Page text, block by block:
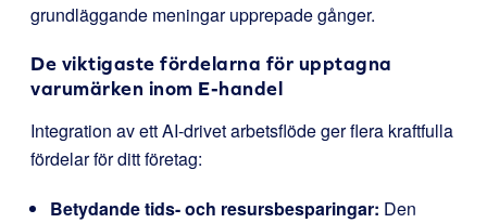
grundläggande meningar upprepade gånger.
De viktigaste fördelarna för upptagna
varumärken inom E-handel
Integration av ett AI-drivet arbetsflöde ger flera kraftfulla
fördelar för ditt företag:
Betydande tids- och resursbesparingar: Den